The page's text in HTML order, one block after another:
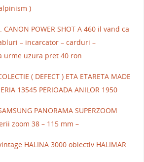
)
POWER SHOT A 460 il vand ca
– incarcator – carduri –
urme uzura pret 40 ron
( DEFECT ) ETA ETARETA MADE
13545 PERIOADA ANILOR 1950
PANORAMA SUPERZOOM
zoom 38 – 115 mm –
HALINA 3000 obiectiv HALIMAR